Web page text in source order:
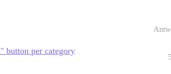
button per category